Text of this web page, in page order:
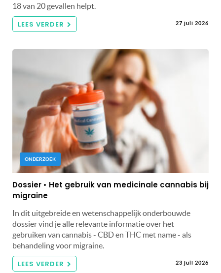
18 van 20 gevallen helpt.
LEES VERDER 27 juli 2026
ONDERZOEK
Dossier • Het gebruik van medicinale cannabis bij
migraine
In dit uitgebreide en wetenschappelijk onderbouwde
dossier vind je alle relevante informatie over het
gebruiken van cannabis - CBD en THC met name - als
behandeling voor migraine.
LEES VERDER 23 juli 2026